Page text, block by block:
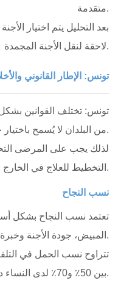
متقدمة.
بعد التحليل يتم اختيار
لاحقة لنقل الأجنة المجمدة.
تونس: الإطار القانوني
تونس: تختلف القوانين
من البلدان لا يُسمح باختيار جنس الجنين إلا لأسباب طبية.
لذلك يجب على المرضى
التخطيط للعلاج في الخارج.
نسب النجاح
تعتمد نسب النجاح بشكل
المبيض، جودة الأجنة وخبرة المختبر.
تتراوح نسب الحمل في
بين 50٪ و70٪ لدى النساء دون سن 38 عاماً.